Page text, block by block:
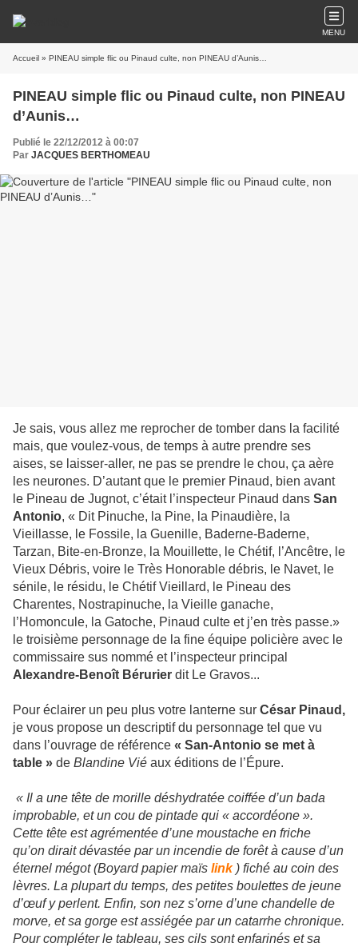
MENU
Accueil » PINEAU simple flic ou Pinaud culte, non PINEAU d’Aunis…
PINEAU simple flic ou Pinaud culte, non PINEAU
d’Aunis…
Publié le 22/12/2012 à 00:07
Par JACQUES BERTHOMEAU
Je sais, vous allez me reprocher de tomber dans la facilité
mais, que voulez-vous, de temps à autre prendre ses
aises, se laisser-aller, ne pas se prendre le chou, ça aère
les neurones. D’autant que le premier Pinaud, bien avant
le Pineau de Jugnot, c’était l’inspecteur Pinaud dans San
Antonio, « Dit Pinuche, la Pine, la Pinaudière, la
Vieillasse, le Fossile, la Guenille, Baderne-Baderne,
Tarzan, Bite-en-Bronze, la Mouillette, le Chétif, l’Ancêtre, le
Vieux Débris, voire le Très Honorable débris, le Navet, le
sénile, le résidu, le Chétif Vieillard, le Pineau des
Charentes, Nostrapinuche, la Vieille ganache,
l’Homoncule, la Gatoche, Pinaud culte et j’en très passe.»
le troisième personnage de la fine équipe policière avec le
commissaire sus nommé et l’inspecteur principal
Alexandre-Benoît Bérurier dit Le Gravos...
Pour éclairer un peu plus votre lanterne sur César Pinaud,
je vous propose un descriptif du personnage tel que vu
dans l’ouvrage de référence « San-Antonio se met à
table » de Blandine Vié aux éditions de l’Épure.
« Il a une tête de morille déshydratée coiffée d’un bada
improbable, et un cou de pintade qui « accordéone ».
Cette tête est agrémentée d’une moustache en friche
qu’on dirait dévastée par un incendie de forêt à cause d’un
éternel mégot (Boyard papier maïs link ) fiché au coin des
lèvres. La plupart du temps, des petites boulettes de jeune
d’œuf y perlent. Enfin, son nez s’orne d’une chandelle de
morve, et sa gorge est assiégée par un catarrhe chronique.
Pour compléter le tableau, ses cils sont enfarinés et sa